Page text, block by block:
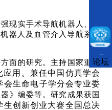
现实手术导航机器人、多
器人及血管介入导航系统
面的研究。主持国家重点
应用。兼任中国仿真学会
会生命电子学分会专业委
》编委等。研究成果获国
生创新创业大赛全国总决
论坛